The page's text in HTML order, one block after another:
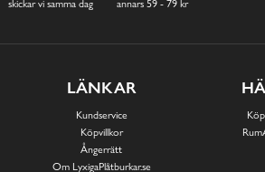
skickar vi samma dag
annars 59 - 79 kr
LÄNKAR
Kundservice
Köpvillkor
Ångerrätt
Om LyxigaPlåtburkar.se